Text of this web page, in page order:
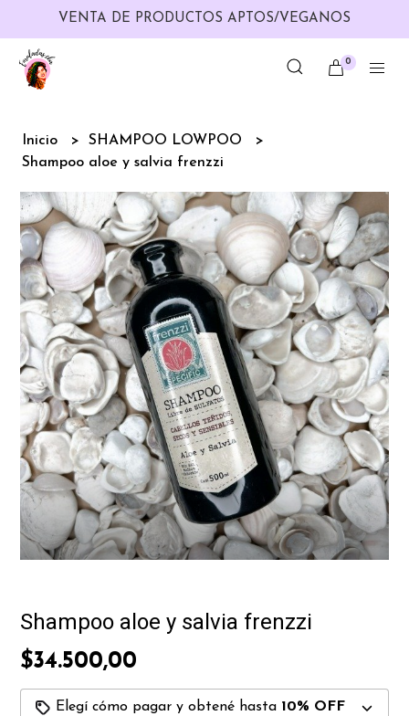
VENTA DE PRODUCTOS APTOS/VEGANOS
0
Inicio
SHAMPOO LOWPOO
Shampoo aloe y salvia frenzzi
Shampoo aloe y salvia frenzzi
$34.500,00
Elegí cómo pagar y obtené hasta 10% OFF